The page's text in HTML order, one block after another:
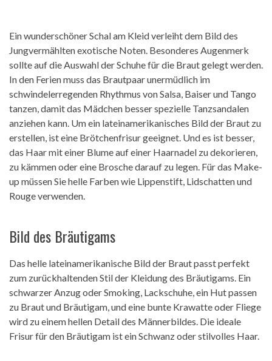
Ein wunderschöner Schal am Kleid verleiht dem Bild des
Jungvermählten exotische Noten. Besonderes Augenmerk
sollte auf die Auswahl der Schuhe für die Braut gelegt werden.
In den Ferien muss das Brautpaar unermüdlich im
schwindelerregenden Rhythmus von Salsa, Baiser und Tango
tanzen, damit das Mädchen besser spezielle Tanzsandalen
anziehen kann. Um ein lateinamerikanisches Bild der Braut zu
erstellen, ist eine Brötchenfrisur geeignet. Und es ist besser,
das Haar mit einer Blume auf einer Haarnadel zu dekorieren,
zu kämmen oder eine Brosche darauf zu legen. Für das Make-
up müssen Sie helle Farben wie Lippenstift, Lidschatten und
Rouge verwenden.
Bild des Bräutigams
Das helle lateinamerikanische Bild der Braut passt perfekt
zum zurückhaltenden Stil der Kleidung des Bräutigams. Ein
schwarzer Anzug oder Smoking, Lackschuhe, ein Hut passen
zu Braut und Bräutigam, und eine bunte Krawatte oder Fliege
wird zu einem hellen Detail des Männerbildes. Die ideale
Frisur für den Bräutigam ist ein Schwanz oder stilvolles Haar.